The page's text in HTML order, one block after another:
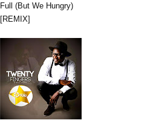
Full (But We Hungry)
[REMIX]